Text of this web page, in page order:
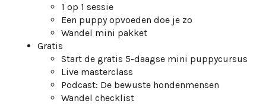
1 op 1 sessie
Een puppy opvoeden doe je zo
Wandel mini pakket
Gratis
Start de gratis 5-daagse mini puppycursus
Live masterclass
Podcast: De bewuste hondenmensen
Wandel checklist